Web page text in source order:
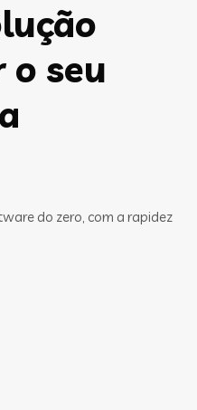
seu
do zero, com a rapidez